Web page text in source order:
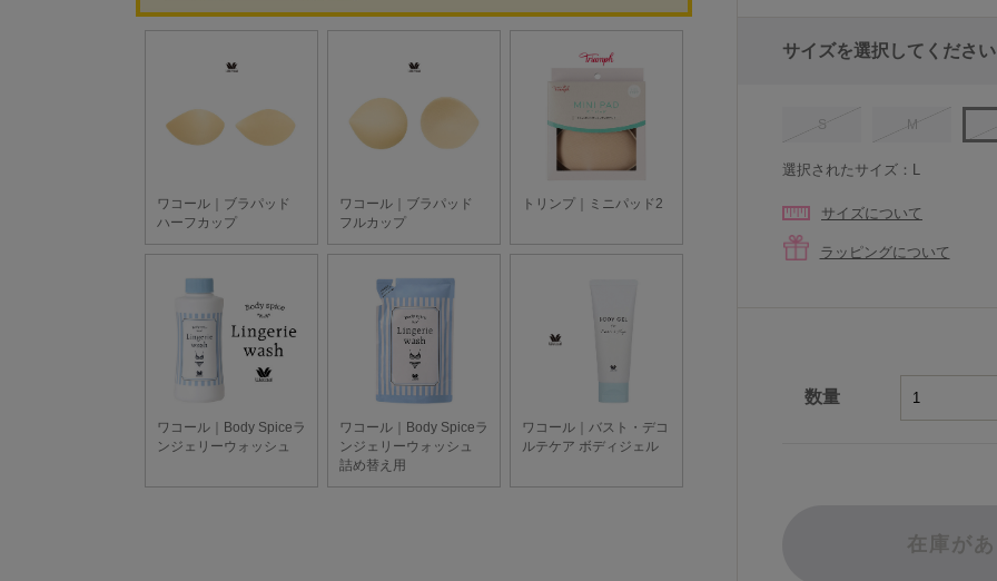
サイズを選択してください
S M
選択されたサイズ：L
サイズについて
ラッピングについて
数量
在庫が